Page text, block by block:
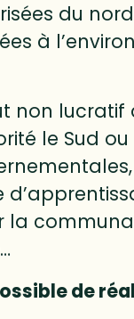
du
à
non
le Sud
de